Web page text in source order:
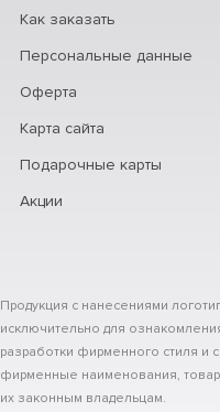
Как заказать
Персональные данные
Оферта
Карта сайта
Подарочные карты
Акции
Продукция с нанесениями
исключительно для
разработки фирменного стиля и
фирменные наименования,
их законным владельцам.